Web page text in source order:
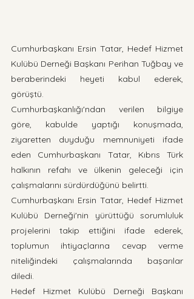
Cumhurbaşkanı Ersin Tatar, Hedef Hizmet
Kulübü Derneği Başkanı Perihan Tuğbay ve
beraberindeki heyeti kabul ederek,
görüştü.
Cumhurbaşkanlığı'ndan verilen bilgiye
göre, kabulde yaptığı konuşmada,
ziyaretten duyduğu memnuniyeti ifade
eden Cumhurbaşkanı Tatar, Kıbrıs Türk
halkının refahı ve ülkenin geleceği için
çalışmalarını sürdürdüğünü belirtti.
Cumhurbaşkanı Ersin Tatar, Hedef Hizmet
Kulübü Derneği'nin yürüttüğü sorumluluk
projelerini takip ettiğini ifade ederek,
toplumun ihtiyaçlarına cevap verme
niteliğindeki çalışmalarında başarılar
diledi.
Hedef Hizmet Kulübü Derneği Başkanı